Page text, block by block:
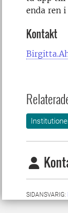
enda ren
Kontakt
SIDANSVARIG: